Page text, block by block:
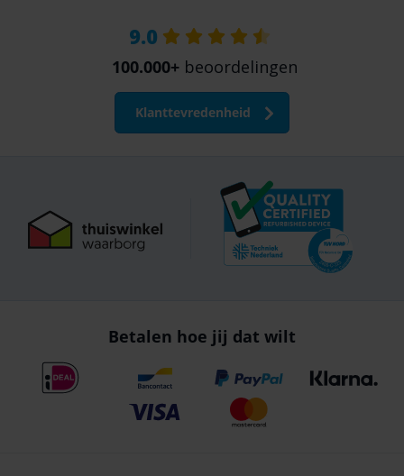
9.0
100.000+ beoordelingen
Klanttevredenheid
Betalen hoe jij dat wilt